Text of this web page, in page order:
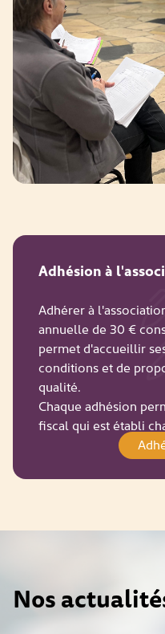
Adhésion à
Adhérer à
annuelle de 30 €
permet d'accueillir
conditions et de
qualité.
Chaque adhésion
fiscal qui est établi
Nos